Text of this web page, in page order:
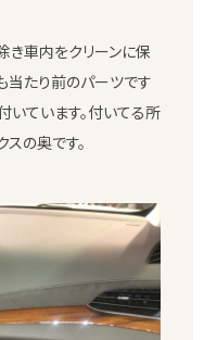
き車内をクリーンに保
当たり前のパーツです
いています。付いてる所
の奥です。